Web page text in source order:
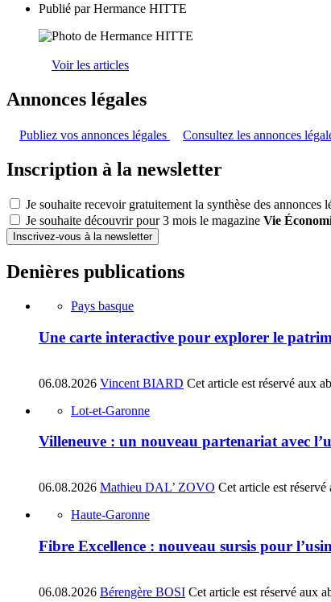
Publié parHermance HITTE
Voir les articles
Annonces légales
Publiez vos annonces légales Consultez les annonces
Inscription à la newsletter
Je souhaite recevoir gratuitement la synthèse des annonces
Je souhaite découvrir pour 3 mois le magazine Vie
Inscrivez-vous à la newsletter
Denières publications
Pays basque
Une carte interactive pour explorer le
06.08.2026 Vincent BIARD Cet article est réservé aux
Lot-et-Garonne
Villeneuve : un nouveau partenariat avec
06.08.2026 Mathieu DAL’ ZOVO Cet article est réservé
Haute-Garonne
Fibre Excellence : nouveau sursis pour
06.08.2026 Bérengère BOSI Cet article est réservé aux